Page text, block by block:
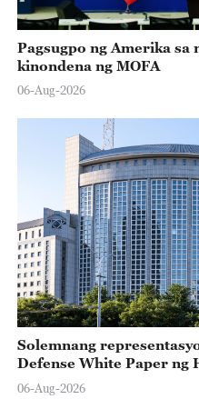
Pagsugpo ng Amerika sa
kinondena ng MOFA
06-Aug-2026
Solemnang
Defense White Paper ng
06-Aug-2026